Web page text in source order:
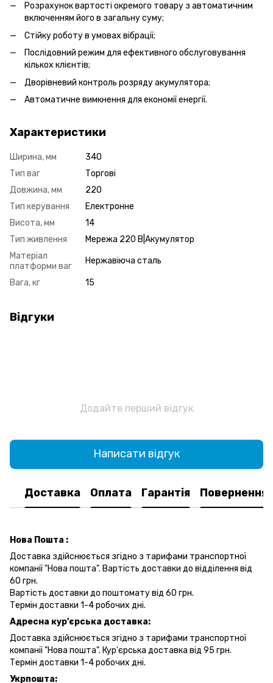
Розрахунок вартості окремого товару з автоматичним
включенням його в загальну суму;
Стійку роботу в умовах вібрації;
Послідовний режим для ефективного обслуговування
кількох клієнтів;
Дворівневий контроль розряду акумулятора;
Автоматичне вимкнення для економії енергії.
Характеристики
Ширина, мм
340
Тип ваг
Торгові
Довжина, мм
220
Тип керування
Електронне
Висота, мм
14
Тип живлення
Мережа 220 В|Акумулятор
Матеріал
платформи ваг
Нержавіюча сталь
Вага, кг 15
Відгуки
Додайте перший відгук
Написати відгук
Доставка Оплата Гарантія Повернення
Нова Пошта :
Доставка здійснюється згідно з тарифами транспортної
компанії "Нова пошта". Вартість доставки до відділення від
60 грн.
Вартість доставки до поштомату від 60 грн.
Термін доставки 1-4 робочих дні.
Адресна кур'єрська доставка:
Доставка здійснюється згідно з тарифами транспортної
компанії "Нова пошта". Кур'єрська доставка від 95 грн.
Термін доставки 1-4 робочих дні.
Укрпошта: